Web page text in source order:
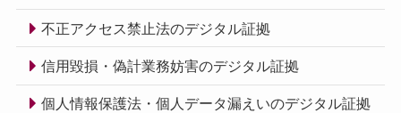
不正アクセス禁止法のデジタル証拠
信用毀損・偽計業務妨害のデジタル証拠
個人情報保護法・個人データ漏えいのデジタル証拠